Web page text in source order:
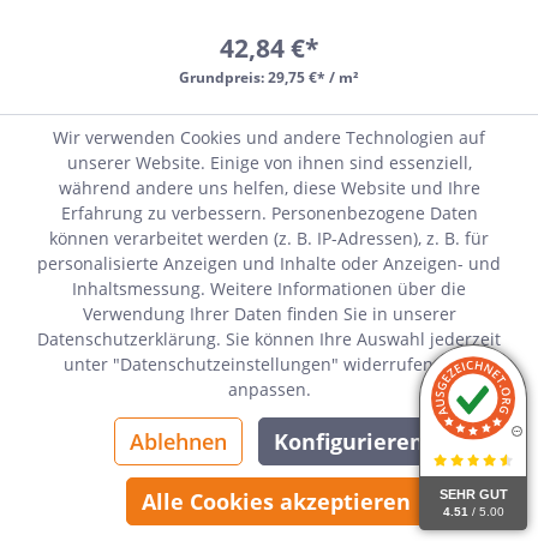
SEHR GUT
4.51 / 5.00
Grundpreis:29,75 €* / m²
42,84 €*
Lieferzeit:
Wir verwenden Cookies und andere Technologien auf
unserer Website. Einige von ihnen sind essenziell,
während andere uns helfen, diese Website und Ihre
Erfahrung zu verbessern. Personenbezogene Daten
können verarbeitet werden (z. B. IP-Adressen), z. B. für
personalisierte Anzeigen und Inhalte oder Anzeigen- und
Inhaltsmessung. Weitere Informationen über die
Verwendung Ihrer Daten finden Sie in unserer
Datenschutzerklärung. Sie können Ihre Auswahl jederzeit
unter "Datenschutzeinstellungen" widerrufen oder
anpassen.
Ablehnen Konfigurieren
Alle Cookies akzeptieren